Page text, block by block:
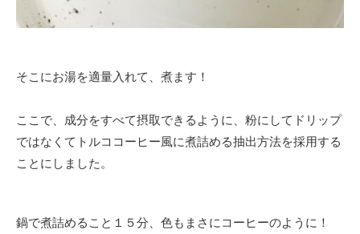
そこにお湯を適量入れて、煮ます！
ここで、成分をすべて摂取できるように、粉にしてドリップ
ではなくてトルココーヒー風に煮詰める抽出方法を採用する
ことにしました。
鍋で煮詰めること１５分、色もまさにコーヒーのように！